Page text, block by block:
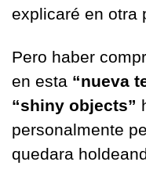
explicaré en otra
Pero haber
en esta “nueva
“shiny objects”
personalmente
quedara